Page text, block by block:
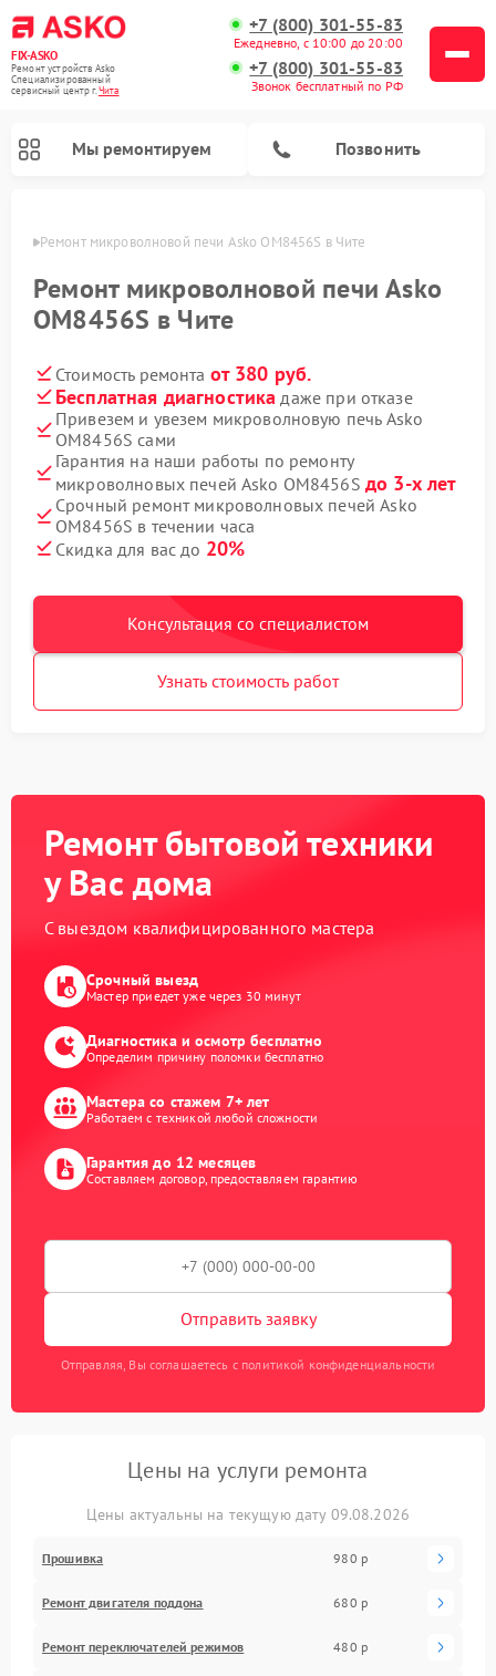
FIX-ASKO
Ремонт устройств Asko
Специализированный
cервисный центр г.Чита
+7 (800) 301-55-83
Ежедневно, с 10:00 до 20:00
+7 (800) 301-55-83
Звонок бесплатный по РФ
Мы ремонтируем Позвонить
Ремонт микроволновой печи Asko OM8456S в Чите
Ремонт микроволновой печи Asko
OM8456S в Чите
Стоимость ремонта от 380 руб.
Бесплатная диагностика даже при отказе
Привезем и увезем микроволновую печь Asko
OM8456S сами
Гарантия на наши работы по ремонту
микроволновых печей Asko OM8456S до 3-х лет
Срочный ремонт микроволновых печей Asko
OM8456S в течении часа
Скидка для вас до 20%
Консультация со специалистом
Узнать стоимость работ
Ремонт бытовой техники
у Вас дома
С выездом квалифицированного мастера
Срочный выезд
Мастер приедет уже через 30 минут
Диагностика и осмотр бесплатно
Определим причину поломки бесплатно
Мастера со стажем 7+ лет
Работаем с техникой любой сложности
Гарантия до 12 месяцев
Составляем договор, предоставляем гарантию
Отправить заявку
Отправляя, Вы соглашаетесь с политикой конфиденциальности
Цены на услуги ремонта
Цены актуальны на текущую дату 09.08.2026
Прошивка 980 р
Ремонт двигателя поддона 680 р
Ремонт переключателей режимов 480 р